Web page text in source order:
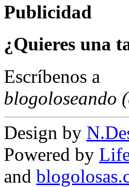
Publicidad
¿Quieres una
Escríbenos a
blogoloseando
Design by
Powered by
and